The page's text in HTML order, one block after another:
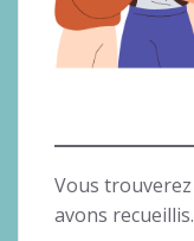
Vous trouverez
avons recueillis.